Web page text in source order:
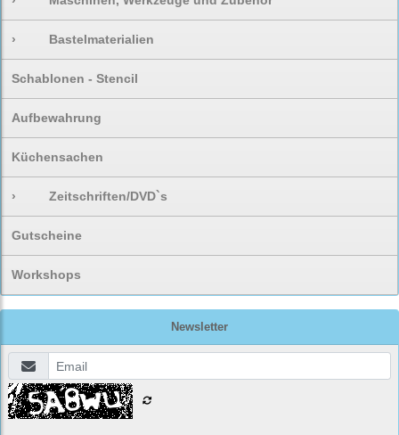
› Bastelmaterialien
Schablonen - Stencil
Aufbewahrung
Küchensachen
› Zeitschriften/DVD`s
Gutscheine
Workshops
Newsletter